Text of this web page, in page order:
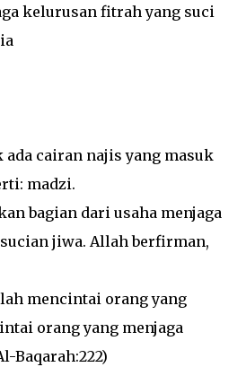
kelurusan fitrah yang suci
ada cairan najis yang masuk
madzi.
bagian dari usaha menjaga
jiwa. Allah berfirman,
mencintai orang yang
orang yang menjaga
Baqarah:222)